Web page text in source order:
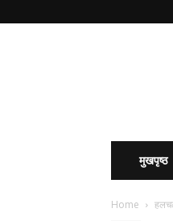
मुखपृष्ठ
Home